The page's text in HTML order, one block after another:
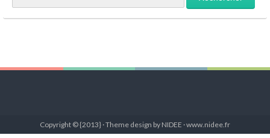
Copyright © {2013} · Theme design by NIDEE · www.nidee.fr